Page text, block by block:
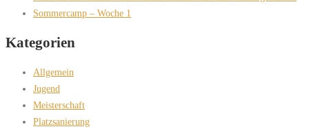
Sommercamp – Woche 1
Kategorien
Allgemein
Jugend
Meisterschaft
Platzsanierung